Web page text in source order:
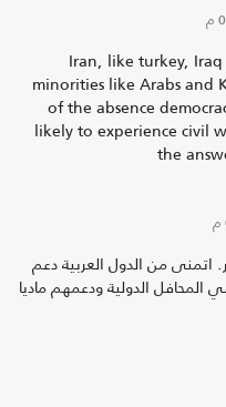
Iran, like turkey,
minorities like Arabs and
of the absence
likely to experience civil
the
اتمنى من الدول العربية دعم
الدولية ودعمهم ماديا